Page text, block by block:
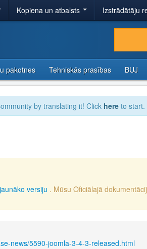
Kopiena un atbalsts Izstrādātāju
pakotnes Tehniskās prasības BUJ
by translating it! Click here to start.
jaunāko versiju . Mūsu Oficiālajā
news/5590-joomla-3-4-3-released.html